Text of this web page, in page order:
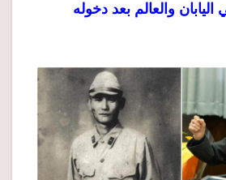
والعالم بعد دخوله